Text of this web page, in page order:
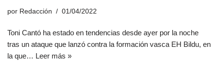
por Redacción 01/04/2022
Toni Cantó ha estado en tendencias desde ayer por la noche
tras un ataque que lanzó contra la formación vasca EH Bildu, en
la que… Leer más »